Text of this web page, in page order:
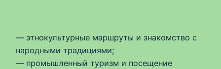
— этнокультурные маршруты и знакомство с
народными традициями;
— промышленный туризм и посещение